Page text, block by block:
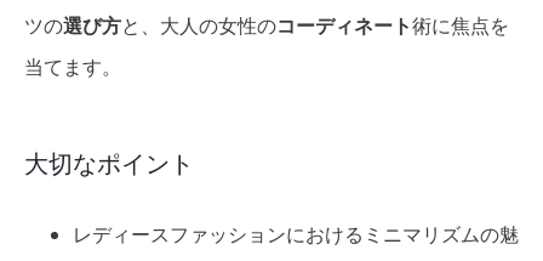
ツの選び方と、大人の女性のコーディネート術に焦点を
当てます。
大切なポイント
レディースファッションにおけるミニマリズムの魅